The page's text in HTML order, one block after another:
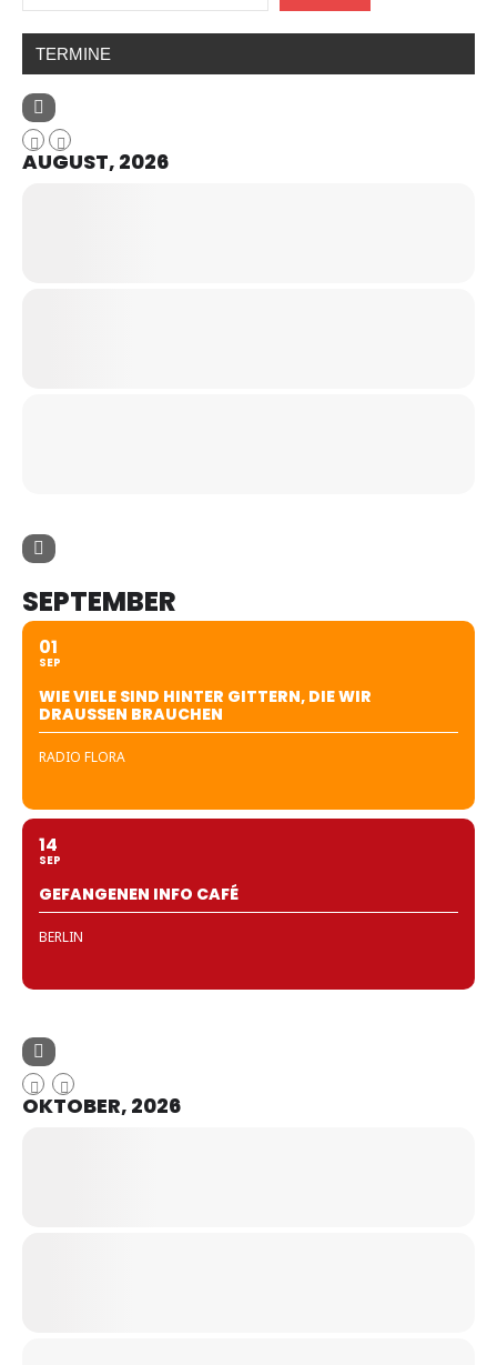
TERMINE
AUGUST, 2026
SEPTEMBER
01
SEP
WIE VIELE SIND HINTER GITTERN, DIE WIR
DRAUSSEN BRAUCHEN
RADIO FLORA
14
SEP
GEFANGENEN INFO CAFÉ
BERLIN
OKTOBER, 2026